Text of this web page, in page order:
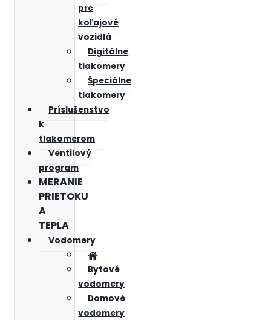
pre
koľajové
vozidlá
Digitálne
tlakomery
Špeciálne
tlakomery
Príslušenstvo
k
tlakomerom
Ventilový
program
MERANIE
PRIETOKU
A
TEPLA
Vodomery
Bytové
vodomery
Domové
vodomery